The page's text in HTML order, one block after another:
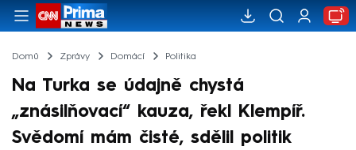
Domů Zprávy Domácí Politika
Na Turka se údajně chystá
„znásilňovací“ kauza, řekl Klempíř.
Svědomí mám čisté, sdělil politik